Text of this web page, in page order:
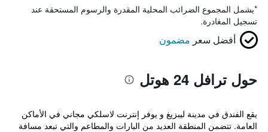
*يشمل المجموع الضرائب المحلية المقدرة والرسوم المستحقة عند
تسجيل المغادرة.
أفضل سعر مضمون
حول ترافل 24 هوتل
يقع الفندق في مدينة ليبزيغ و يوفر إنترنت لاسلكي مجاني في الأماكن
العامة. تتضمن المنطقة العديد من البارات والمطاعم والتي تبعد مسافة